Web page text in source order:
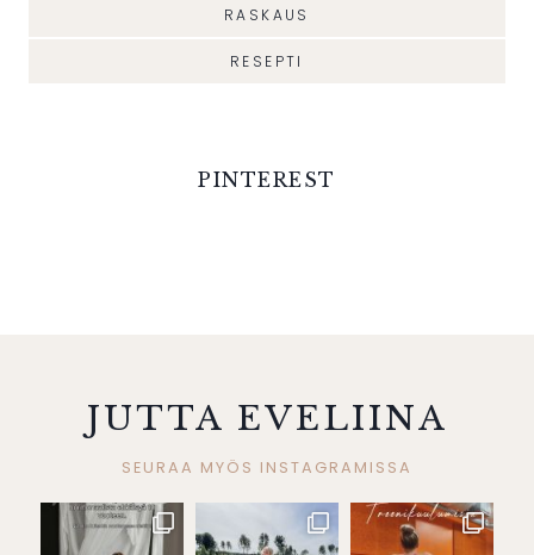
RASKAUS
RESEPTI
PINTEREST
JUTTA EVELIINA
SEURAA MYÖS INSTAGRAMISSA